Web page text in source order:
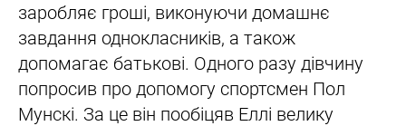
заробляє гроші, виконуючи домашнє
завдання однокласників, а також
допомагає батькові. Одного разу дівчину
попросив про допомогу спортсмен Пол
Мунскі. За це він пообіцяв Еллі велику